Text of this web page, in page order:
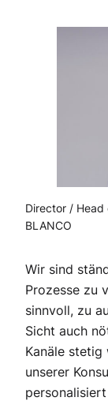
Director / Head
BLANCO
Wir sind
Prozesse zu
sinnvoll, zu
Sicht auch
Kanäle stetig
unserer